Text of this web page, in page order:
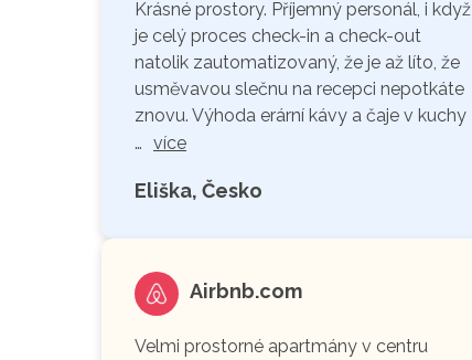
Krásné prostory. Příjemný personál, i když
je celý proces check-in a check-out
natolik zautomatizovaný, že je až líto, že
usměvavou slečnu na recepci nepotkáte
znovu. Výhoda erární kávy a čaje v kuchy
… více
Eliška, Česko
Airbnb.com
Velmi prostorné apartmány v centru